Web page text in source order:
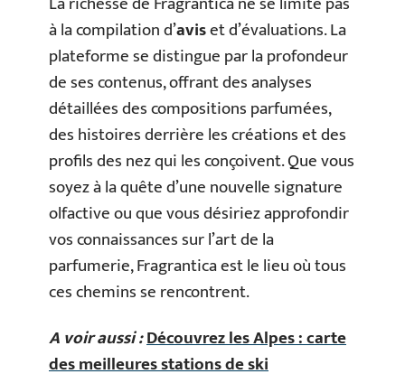
à la compilation d’aviset d’évaluations. La
plateforme se distingue par la profondeur
de ses contenus, offrant des analyses
détaillées des compositions parfumées,
des histoires derrière les créations et des
profils des nez qui les conçoivent. Que vous
soyez à la quête d’une nouvelle signature
olfactive ou que vous désiriez approfondir
vos connaissances sur l’art de la
parfumerie, Fragrantica est le lieu où tous
ces chemins se rencontrent.
A voir aussi :Découvrez les Alpes : carte
des meilleures stations de ski